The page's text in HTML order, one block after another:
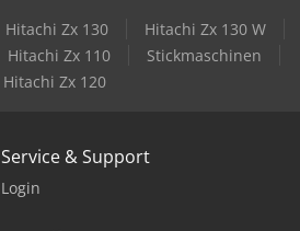
Hitachi Zx 130
Hitachi Zx 130 W
Hitachi Zx 110
Stickmaschinen
Hitachi Zx 120
Service & Support
Login